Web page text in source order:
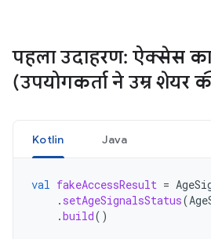
पहला उदाहरण: ऐक्सेस
(उपयोगकर्ता ने उम्र शेयर
Kotlin Java
val fakeAccessResult =
. setAgeSignalsStatus(
.build()